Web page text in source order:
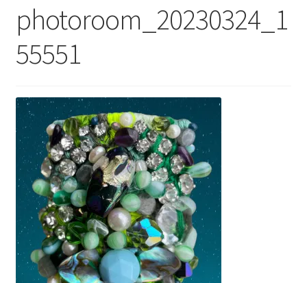
photoroom_20230324_1
55551